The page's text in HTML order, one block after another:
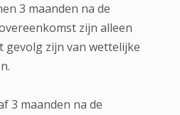
3 maanden na de
zijn alleen
gevolg zijn van wettelijke
3 maanden na de